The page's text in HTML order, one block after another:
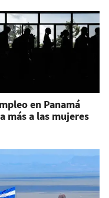
en Panamá
más a las mujeres